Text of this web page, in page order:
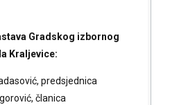
Gradskog izbornog
Kraljevice:
predsjednica
članica